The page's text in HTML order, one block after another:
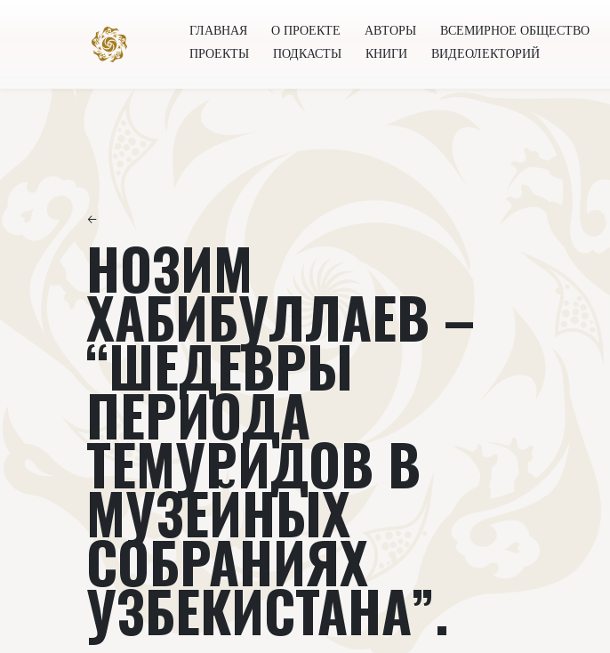
ГЛАВНАЯ О ПРОЕКТЕ АВТОРЫ ВСЕМИРНОЕ ОБЩЕСТВО
ПРОЕКТЫ
ПОДКАСТЫ КНИГИ ВИДЕОЛЕКТОРИЙ
←
НОЗИМ
ХАБИБУЛЛАЕВ –
“ШЕДЕВРЫ
ПЕРИОДА
ТЕМУРИДОВ В
МУЗЕЙНЫХ
СОБРАНИЯХ
УЗБЕКИСТАНА”.